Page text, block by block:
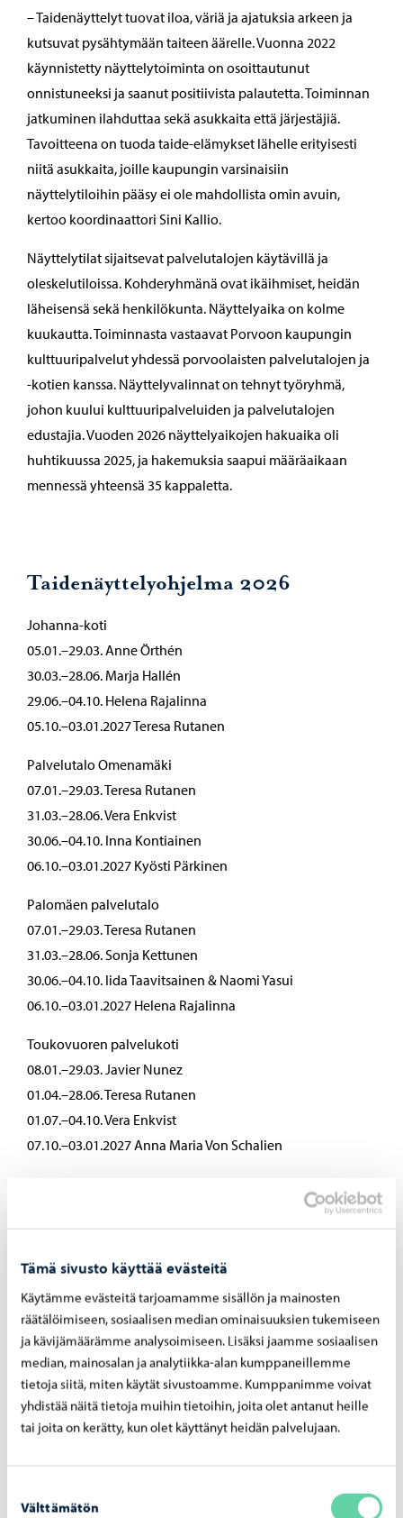
Tämä sivusto käyttää evästeitä
Käytämme evästeitä tarjoamamme sisällön ja mainosten
räätälöimiseen, sosiaalisen median ominaisuuksien tukemiseen
ja kävijämäärämme analysoimiseen. Lisäksi jaamme sosiaalisen
median, mainosalan ja analytiikka-alan kumppaneillemme
tietoja siitä, miten käytät sivustoamme. Kumppanimme voivat
yhdistää näitä tietoja muihin tietoihin, joita olet antanut heille
tai joita on kerätty, kun olet käyttänyt heidän palvelujaan.
valinta
Välttämätön
– Taidenäyttelyt tuovat iloa, väriä ja ajatuksia arkeen ja
kutsuvat pysähtymään taiteen äärelle. Vuonna 2022
käynnistetty näyttelytoiminta on osoittautunut
onnistuneeksi ja saanut positiivista palautetta. Toiminnan
jatkuminen ilahduttaa sekä asukkaita että järjestäjiä.
Tavoitteena on tuoda taide-elämykset lähelle erityisesti
niitä asukkaita, joille kaupungin varsinaisiin
näyttelytiloihin pääsy ei ole mahdollista omin avuin,
kertoo koordinaattori Sini Kallio.
Näyttelytilat sijaitsevat palvelutalojen käytävillä ja
oleskelutiloissa. Kohderyhmänä ovat ikäihmiset, heidän
läheisensä sekä henkilökunta. Näyttelyaika on kolme
kuukautta. Toiminnasta vastaavat Porvoon kaupungin
kulttuuripalvelut yhdessä porvoolaisten palvelutalojen ja
-kotien kanssa. Näyttelyvalinnat on tehnyt työryhmä,
johon kuului kulttuuripalveluiden ja palvelutalojen
edustajia. Vuoden 2026 näyttelyaikojen hakuaika oli
huhtikuussa 2025, ja hakemuksia saapui määräaikaan
mennessä yhteensä 35 kappaletta.
Taidenäyttelyohjelma 2026
Johanna-koti
05.01.–29.03. Anne Örthén
30.03.–28.06. Marja Hallén
29.06.–04.10. Helena Rajalinna
05.10.–03.01.2027 Teresa Rutanen
Palvelutalo Omenamäki
07.01.–29.03. Teresa Rutanen
31.03.–28.06. Vera Enkvist
30.06.–04.10. Inna Kontiainen
06.10.–03.01.2027 Kyösti Pärkinen
Palomäen palvelutalo
07.01.–29.03. Teresa Rutanen
31.03.–28.06. Sonja Kettunen
30.06.–04.10. Iida Taavitsainen & Naomi Yasui
06.10.–03.01.2027 Helena Rajalinna
Toukovuoren palvelukoti
08.01.–29.03. Javier Nunez
01.04.–28.06. Teresa Rutanen
01.07.–04.10. Vera Enkvist
07.10.–03.01.2027 Anna Maria Von Schalien
02.04.–28.06. Vera Enkvist
02.07.–04.10. Sony Kåhre
Jaa FacebookJaa LinkedInJaa WhatsApp